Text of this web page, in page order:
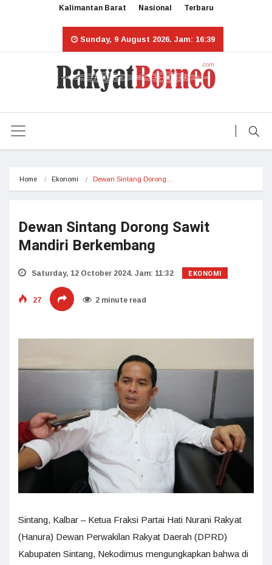
Kalimantan Barat Nasional Terbaru
Sunday, 9 August 2026. Jam: 16:39
Home Ekonomi Dewan Sintang Dorong…
Dewan Sintang Dorong Sawit
Mandiri Berkembang
Saturday, 12 October 2024. Jam: 11:32 EKONOMI
27 2 minute read
Sintang, Kalbar – Ketua Fraksi Partai Hati Nurani Rakyat
(Hanura) Dewan Perwakilan Rakyat Daerah (DPRD)
Kabupaten Sintang, Nekodimus mengungkapkan bahwa di